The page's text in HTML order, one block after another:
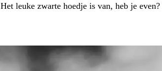
leuke zwarte hoedje is van, heb je even?